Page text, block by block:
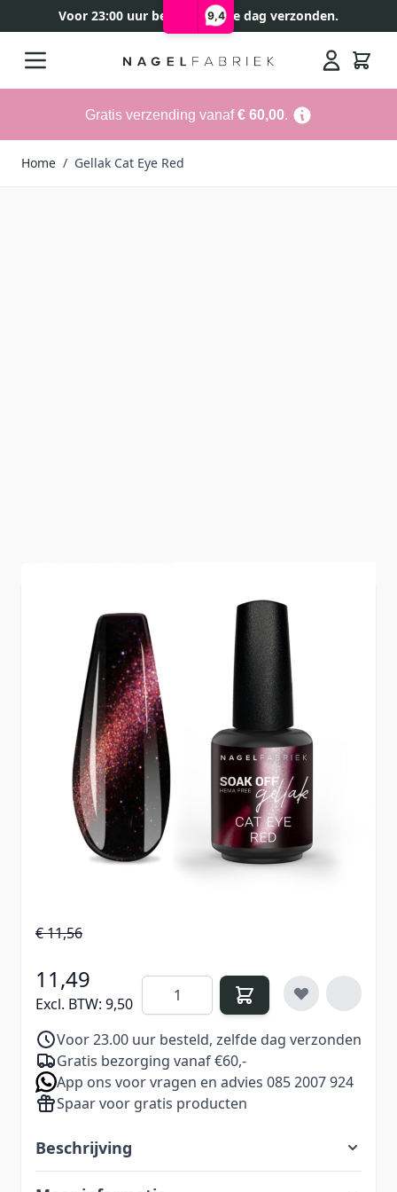
9,4
Voor 23:00 uur besteld, zelfde dag verzonden.
Gratis verzending vanaf€ 60,00.
Home / Gellak Cat Eye Red
Cat Eye gellak is een speciale gellak met kleine,
magnetische glitters.
Met een magneet ( cat eye tool
) kun je deze
glitters verplaatsen, zodat er een mooie,
glanzende streep verschijnt die lijkt te bewegen
als je je nagel beweegt.
Cat Eye Redkrijg je een intense rode kleur
met een mysterieuze, luxe gloed — perfect voor
een opvallende en elegante look.
€ 11,56
11,49
Excl. BTW: 9,50
Aantal
Voor 23.00 uur besteld, zelfde dag verzonden
Gratis bezorging vanaf €60,-
App ons voor vragen en advies 085 2007 924
Spaar voor gratis producten
Beschrijving